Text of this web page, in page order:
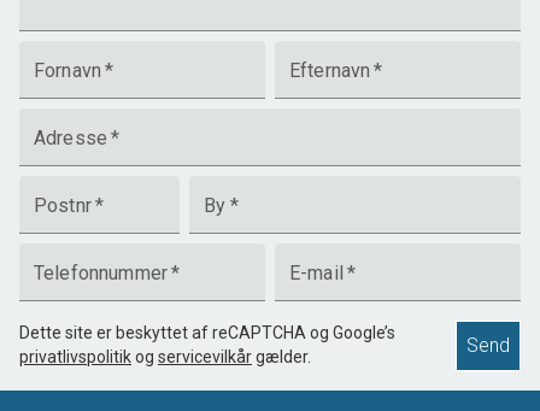
Fornavn * Efternavn *
Adresse *
Postnr* By *
Telefonnummer* E-mail *
Dette site er beskyttet af reCAPTCHA og Google’s
privatlivspolitikog servicevilkårgælder. Send